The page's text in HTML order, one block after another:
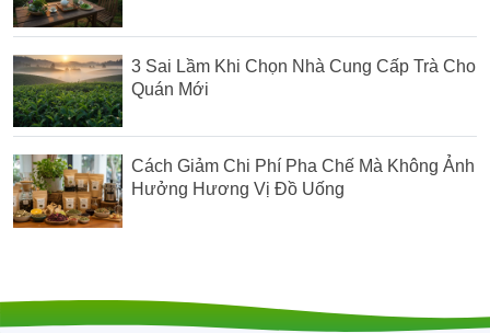
3 Sai Lầm Khi Chọn Nhà Cung Cấp Trà Cho
Quán Mới
Cách Giảm Chi Phí Pha Chế Mà Không Ảnh
Hưởng Hương Vị Đồ Uống